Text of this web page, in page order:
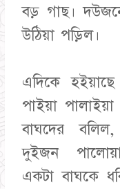
বড় গাছ।
উঠিয়া পড়িল।
এদিকে
পাইয়া
বাঘদের
দুইজন
একটা বাঘকে